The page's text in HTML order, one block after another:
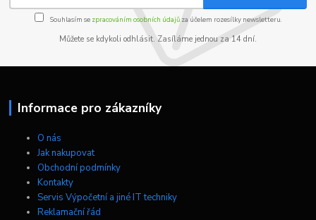
Souhlasím se zpracováním osobních údajůza účelem rozesílky newsletteru.
Můžete se kdykoli odhlásit. Zasíláme jednou za 14 dní.
Informace pro zákazníky
O nás
Jak nakupovat
Obchodní podmínky
Kontakty
Servis Výpočetní a jiné IT techniky
Reklamační řád